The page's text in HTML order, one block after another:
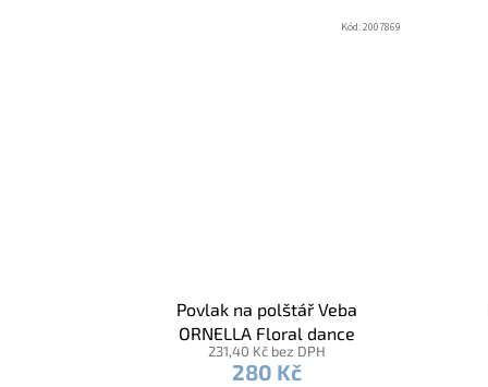
Povlak na polštář Veba
ORNELLA Floral dance
bavlněný satén stříbrná šedá
231,40 Kč bez DPH
280 Kč
Kód:2007869